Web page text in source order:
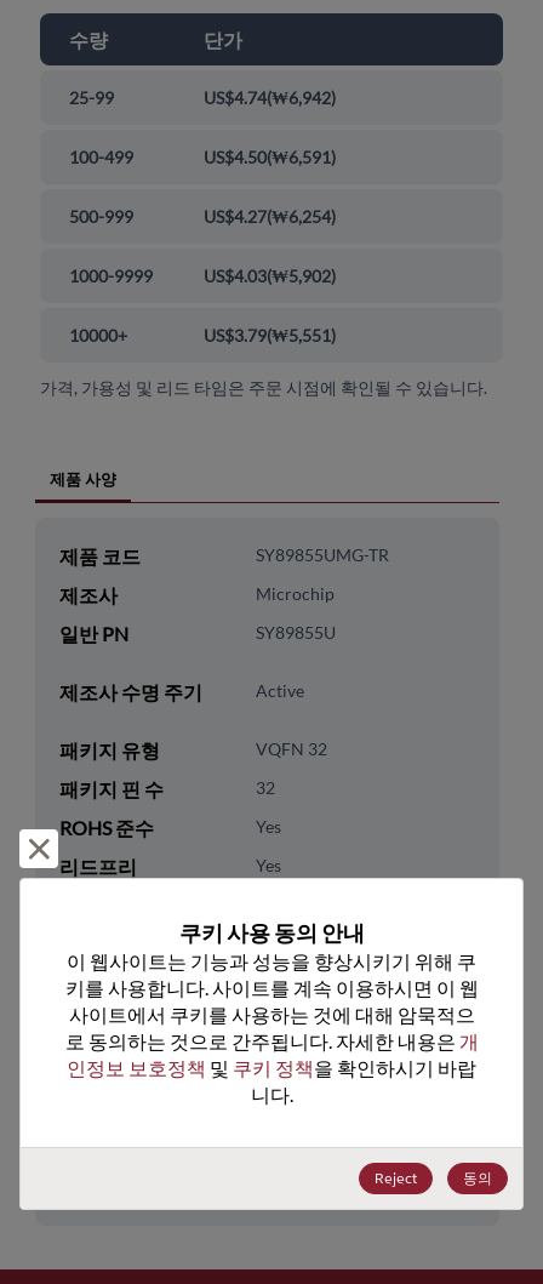
수량 단가
25-99 US$4.74(₩6,942)
100-499 US$4.50(₩6,591)
500-999 US$4.27(₩6,254)
1000-9999 US$4.03(₩5,902)
10000+ US$3.79(₩5,551)
가격, 가용성 및 리드 타임은 주문 시점에 확인될 수 있습니다.
제품 사양
제품 코드 SY89855UMG-TR
제조사 Microchip
일반 PN SY89855U
제조사 수명 주기 Active
패키지 유형 VQFN 32
패키지 핀 수 32
ROHS 준수 Yes
리드프리 Yes
1000
기술 카테고리 Analog & Mixed Signal
기술 하위 카테고리 Timing
기술 그룹 Clock Buffers & Drivers
거부 및 닫기
쿠키 사용 동의 안내
이 웹사이트는 기능과 성능을 향상시키기 위해 쿠
키를 사용합니다. 사이트를 계속 이용하시면 이 웹
사이트에서 쿠키를 사용하는 것에 대해 암묵적으
로 동의하는 것으로 간주됩니다. 자세한 내용은 개
인정보 보호정책 및 쿠키 정책을 확인하시기 바랍
니다.
Reject 동의